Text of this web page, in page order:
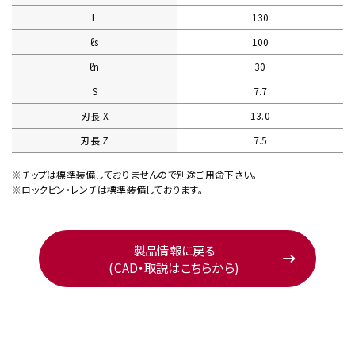
L
130
ℓs
100
ℓn
30
S
7.7
刃長 X
13.0
刃長 Z
7.5
※チップは標準装備しておりませんので別途ご用命下さい。
※ロックピン・レンチは標準装備しております。
製品情報に戻る
(CAD・取説はこちらから)